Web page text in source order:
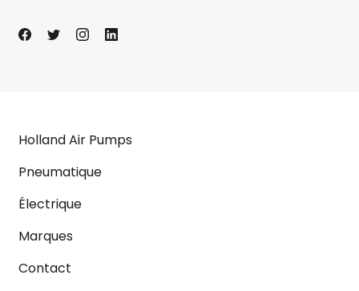
Holland Air Pumps
Pneumatique
Électrique
Marques
Contact